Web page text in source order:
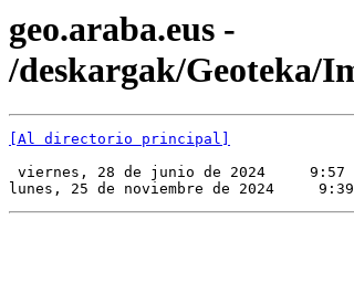
geo.araba.eus -
/deskargak/Geoteka/
[Al directorio principal]
viernes, 28 de junio de 2024
lunes, 25 de noviembre de 2024